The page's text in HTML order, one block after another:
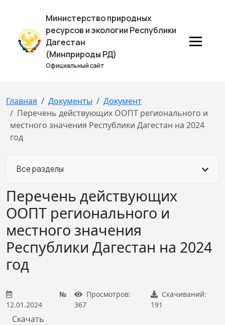
Министерство природных
ресурсов и экологии Республики
Дагестан
(Минприроды РД)
Официальный сайт
Главная Документы
Документ
Перечень действующих ООПТ регионального и
местного значения Республики Дагестан на 2024
год
Все разделы
Перечень действующих
ООПТ регионального и
местного значения
Республики Дагестан на 2024
год
12.01.2024
№
Просмотров:
367
Скачиваний:
191
Скачать